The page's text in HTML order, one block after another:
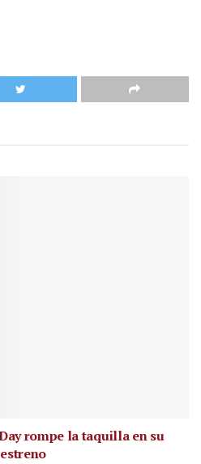
rompe la taquilla en su